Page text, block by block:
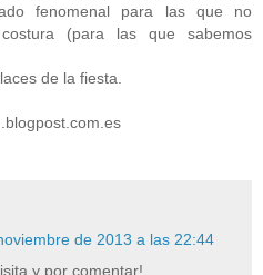
fenomenal para las que no
(para las que sabemos
de la fiesta.
de 2013 a las 22:44
y por comentar!